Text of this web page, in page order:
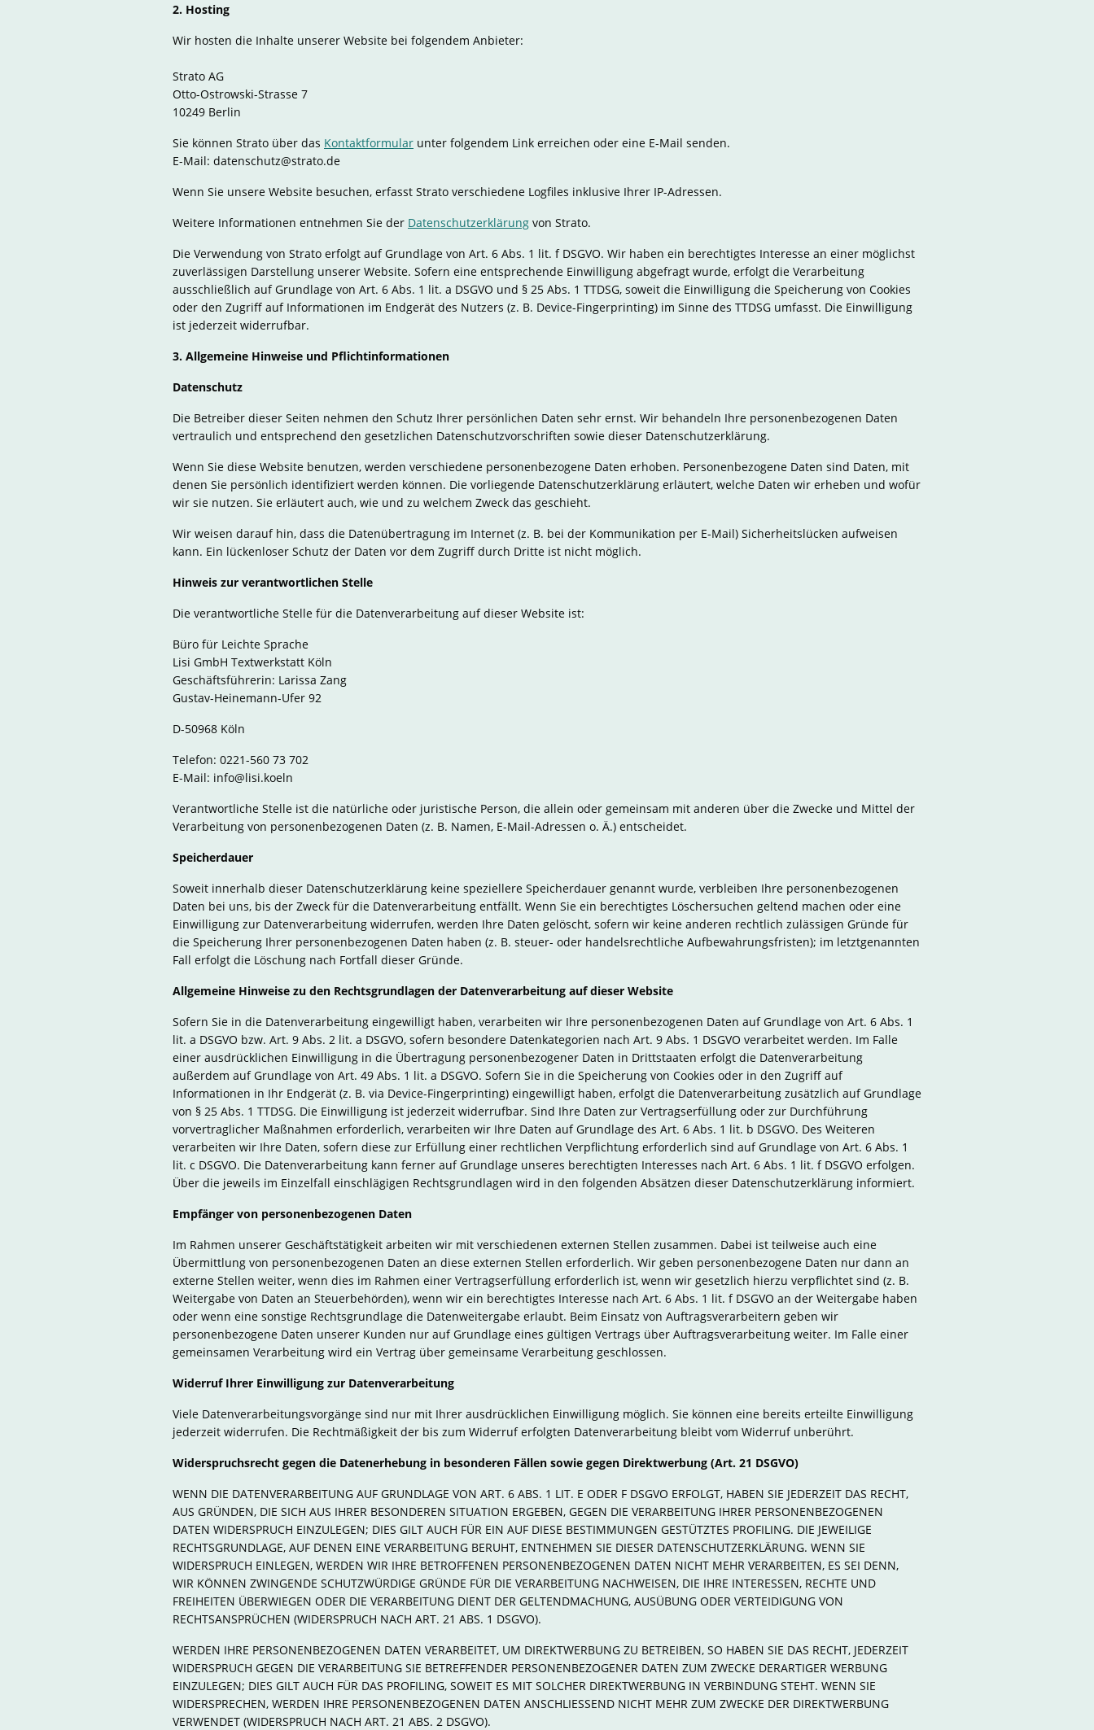
2. Hosting
Wir hosten die Inhalte unserer Website bei folgendem Anbieter:
Strato AG
Otto-Ostrowski-Strasse 7
10249 Berlin
Sie können Strato über das Kontaktformular unter folgendem Link erreichen oder eine E-Mail senden.
E-Mail: datenschutz@strato.de
Wenn Sie unsere Website besuchen, erfasst Strato verschiedene Logfiles inklusive Ihrer IP-Adressen.
Weitere Informationen entnehmen Sie der Datenschutzerklärung von Strato.
Die Verwendung von Strato erfolgt auf Grundlage von Art. 6 Abs. 1 lit. f DSGVO. Wir haben ein berechtigtes Interesse an einer möglichst
zuverlässigen Darstellung unserer Website. Sofern eine entsprechende Einwilligung abgefragt wurde, erfolgt die Verarbeitung
ausschließlich auf Grundlage von Art. 6 Abs. 1 lit. a DSGVO und § 25 Abs. 1 TTDSG, soweit die Einwilligung die Speicherung von Cookies
oder den Zugriff auf Informationen im Endgerät des Nutzers (z. B. Device-Fingerprinting) im Sinne des TTDSG umfasst. Die Einwilligung
ist jederzeit widerrufbar.
3. Allgemeine Hinweise und Pflicht­informationen
Datenschutz
Die Betreiber dieser Seiten nehmen den Schutz Ihrer persönlichen Daten sehr ernst. Wir behandeln Ihre personenbezogenen Daten
vertraulich und entsprechend den gesetzlichen Datenschutzvorschriften sowie dieser Datenschutzerklärung.
Wenn Sie diese Website benutzen, werden verschiedene personenbezogene Daten erhoben. Personenbezogene Daten sind Daten, mit
denen Sie persönlich identifiziert werden können. Die vorliegende Datenschutzerklärung erläutert, welche Daten wir erheben und wofür
wir sie nutzen. Sie erläutert auch, wie und zu welchem Zweck das geschieht.
Wir weisen darauf hin, dass die Datenübertragung im Internet (z. B. bei der Kommunikation per E-Mail) Sicherheitslücken aufweisen
kann. Ein lückenloser Schutz der Daten vor dem Zugriff durch Dritte ist nicht möglich.
Hinweis zur verantwortlichen Stelle
Die verantwortliche Stelle für die Datenverarbeitung auf dieser Website ist:
Büro für Leichte Sprache
Lisi GmbH Textwerkstatt Köln
Geschäftsführerin: Larissa Zang
Gustav-Heinemann-Ufer 92
D-50968 Köln
Telefon: 0221-560 73 702
E-Mail: info@lisi.koeln
Verantwortliche Stelle ist die natürliche oder juristische Person, die allein oder gemeinsam mit anderen über die Zwecke und Mittel der
Verarbeitung von personenbezogenen Daten (z. B. Namen, E-Mail-Adressen o. Ä.) entscheidet.
Speicherdauer
Soweit innerhalb dieser Datenschutzerklärung keine speziellere Speicherdauer genannt wurde, verbleiben Ihre personenbezogenen
Daten bei uns, bis der Zweck für die Datenverarbeitung entfällt. Wenn Sie ein berechtigtes Löschersuchen geltend machen oder eine
Einwilligung zur Datenverarbeitung widerrufen, werden Ihre Daten gelöscht, sofern wir keine anderen rechtlich zulässigen Gründe für
die Speicherung Ihrer personenbezogenen Daten haben (z. B. steuer- oder handelsrechtliche Aufbewahrungsfristen); im letztgenannten
Fall erfolgt die Löschung nach Fortfall dieser Gründe.
Allgemeine Hinweise zu den Rechtsgrundlagen der Datenverarbeitung auf dieser Website
Sofern Sie in die Datenverarbeitung eingewilligt haben, verarbeiten wir Ihre personenbezogenen Daten auf Grundlage von Art. 6 Abs. 1
lit. a DSGVO bzw. Art. 9 Abs. 2 lit. a DSGVO, sofern besondere Datenkategorien nach Art. 9 Abs. 1 DSGVO verarbeitet werden. Im Falle
einer ausdrücklichen Einwilligung in die Übertragung personenbezogener Daten in Drittstaaten erfolgt die Datenverarbeitung
außerdem auf Grundlage von Art. 49 Abs. 1 lit. a DSGVO. Sofern Sie in die Speicherung von Cookies oder in den Zugriff auf
Informationen in Ihr Endgerät (z. B. via Device-Fingerprinting) eingewilligt haben, erfolgt die Datenverarbeitung zusätzlich auf Grundlage
von § 25 Abs. 1 TTDSG. Die Einwilligung ist jederzeit widerrufbar. Sind Ihre Daten zur Vertragserfüllung oder zur Durchführung
vorvertraglicher Maßnahmen erforderlich, verarbeiten wir Ihre Daten auf Grundlage des Art. 6 Abs. 1 lit. b DSGVO. Des Weiteren
verarbeiten wir Ihre Daten, sofern diese zur Erfüllung einer rechtlichen Verpflichtung erforderlich sind auf Grundlage von Art. 6 Abs. 1
lit. c DSGVO. Die Datenverarbeitung kann ferner auf Grundlage unseres berechtigten Interesses nach Art. 6 Abs. 1 lit. f DSGVO erfolgen.
Über die jeweils im Einzelfall einschlägigen Rechtsgrundlagen wird in den folgenden Absätzen dieser Datenschutzerklärung informiert.
Empfänger von personenbezogenen Daten
Im Rahmen unserer Geschäftstätigkeit arbeiten wir mit verschiedenen externen Stellen zusammen. Dabei ist teilweise auch eine
Übermittlung von personenbezogenen Daten an diese externen Stellen erforderlich. Wir geben personenbezogene Daten nur dann an
externe Stellen weiter, wenn dies im Rahmen einer Vertragserfüllung erforderlich ist, wenn wir gesetzlich hierzu verpflichtet sind (z. B.
Weitergabe von Daten an Steuerbehörden), wenn wir ein berechtigtes Interesse nach Art. 6 Abs. 1 lit. f DSGVO an der Weitergabe haben
oder wenn eine sonstige Rechtsgrundlage die Datenweitergabe erlaubt. Beim Einsatz von Auftragsverarbeitern geben wir
personenbezogene Daten unserer Kunden nur auf Grundlage eines gültigen Vertrags über Auftragsverarbeitung weiter. Im Falle einer
gemeinsamen Verarbeitung wird ein Vertrag über gemeinsame Verarbeitung geschlossen.
Widerruf Ihrer Einwilligung zur Datenverarbeitung
Viele Datenverarbeitungsvorgänge sind nur mit Ihrer ausdrücklichen Einwilligung möglich. Sie können eine bereits erteilte Einwilligung
jederzeit widerrufen. Die Rechtmäßigkeit der bis zum Widerruf erfolgten Datenverarbeitung bleibt vom Widerruf unberührt.
Widerspruchsrecht gegen die Datenerhebung in besonderen Fällen sowie gegen Direktwerbung (Art. 21 DSGVO)
WENN DIE DATENVERARBEITUNG AUF GRUNDLAGE VON ART. 6 ABS. 1 LIT. E ODER F DSGVO ERFOLGT, HABEN SIE JEDERZEIT DAS RECHT,
AUS GRÜNDEN, DIE SICH AUS IHRER BESONDEREN SITUATION ERGEBEN, GEGEN DIE VERARBEITUNG IHRER PERSONENBEZOGENEN
DATEN WIDERSPRUCH EINZULEGEN; DIES GILT AUCH FÜR EIN AUF DIESE BESTIMMUNGEN GESTÜTZTES PROFILING. DIE JEWEILIGE
RECHTSGRUNDLAGE, AUF DENEN EINE VERARBEITUNG BERUHT, ENTNEHMEN SIE DIESER DATENSCHUTZERKLÄRUNG. WENN SIE
WIDERSPRUCH EINLEGEN, WERDEN WIR IHRE BETROFFENEN PERSONENBEZOGENEN DATEN NICHT MEHR VERARBEITEN, ES SEI DENN,
WIR KÖNNEN ZWINGENDE SCHUTZWÜRDIGE GRÜNDE FÜR DIE VERARBEITUNG NACHWEISEN, DIE IHRE INTERESSEN, RECHTE UND
FREIHEITEN ÜBERWIEGEN ODER DIE VERARBEITUNG DIENT DER GELTENDMACHUNG, AUSÜBUNG ODER VERTEIDIGUNG VON
RECHTSANSPRÜCHEN (WIDERSPRUCH NACH ART. 21 ABS. 1 DSGVO).
WERDEN IHRE PERSONENBEZOGENEN DATEN VERARBEITET, UM DIREKTWERBUNG ZU BETREIBEN, SO HABEN SIE DAS RECHT, JEDERZEIT
WIDERSPRUCH GEGEN DIE VERARBEITUNG SIE BETREFFENDER PERSONENBEZOGENER DATEN ZUM ZWECKE DERARTIGER WERBUNG
EINZULEGEN; DIES GILT AUCH FÜR DAS PROFILING, SOWEIT ES MIT SOLCHER DIREKTWERBUNG IN VERBINDUNG STEHT. WENN SIE
WIDERSPRECHEN, WERDEN IHRE PERSONENBEZOGENEN DATEN ANSCHLIESSEND NICHT MEHR ZUM ZWECKE DER DIREKTWERBUNG
VERWENDET (WIDERSPRUCH NACH ART. 21 ABS. 2 DSGVO).